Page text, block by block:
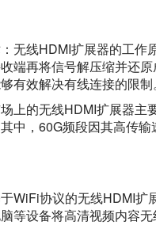
无线HDMI扩展器的工作
端再将信号解压缩并还
有效解决有线连接的限制。
上的无线HDMI扩展器
中，60G频段因其高传
WiFi协议的无线HDMI扩
等设备将高清视频内容无